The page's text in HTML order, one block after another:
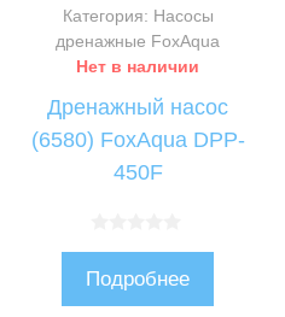
Категория: Насосы
дренажные FoxAqua
Нет в наличии
Дренажный насос
(6580) FoxAqua DPP-
450F
Подробнее